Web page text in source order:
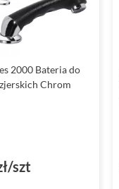
2000 Bateria do
Chrom
szt